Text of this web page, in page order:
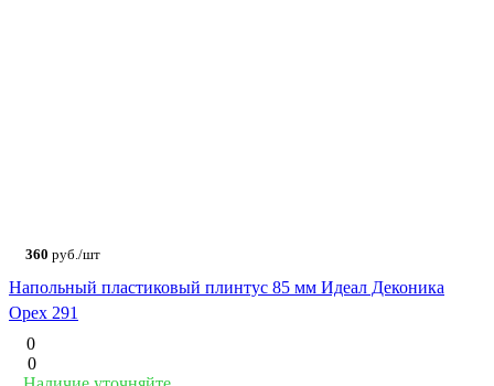
360 руб./шт
Напольный пластиковый плинтус 85 мм Идеал Деконика
Орех 291
0
0